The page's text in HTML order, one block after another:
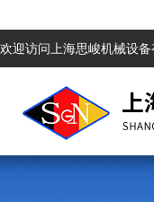
欢迎访问上海思峻机械设